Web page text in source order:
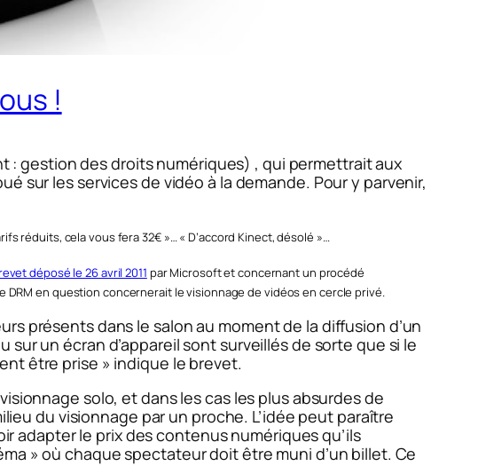
!
: gestion des droits numériques) , qui permettrait aux
sur les services de vidéo à la demande. Pour y parvenir,
réduits, cela vous fera 32€ »… « D’accord Kinect, désolé »…
déposé le 26 avril 2011 par Microsoft et concernant un procédé
en question concernerait le visionnage de vidéos en cercle privé.
présents dans le salon au moment de la diffusion d’un
un écran d’appareil sont surveillés de sorte que si le
être prise » indique le brevet.
solo, et dans les cas les plus absurdes de
du visionnage par un proche. L’idée peut paraître
adapter le prix des contenus numériques qu’ils
» où chaque spectateur doit être muni d’un billet. Ce